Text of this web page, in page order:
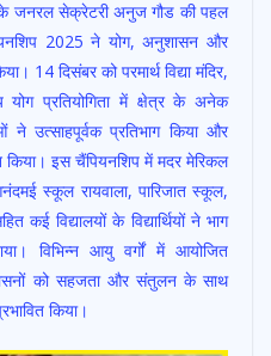
के जनरल सेक्रेटरी अनुज गौड की पहल
2025 ने योग, अनुशासन और
14 दिसंबर को परमार्थ विद्या मंदिर,
प्रतियोगिता में क्षेत्र के अनेक
ने उत्साहपूर्वक प्रतिभाग किया और
किया। इस चैंपियनशिप में मदर मेरिकल
स्कूल रायवाला, पारिजात स्कूल,
कई विद्यालयों के विद्यार्थियों ने भाग
विभिन्न आयु वर्गों में आयोजित
को सहजता और संतुलन के साथ
किया।